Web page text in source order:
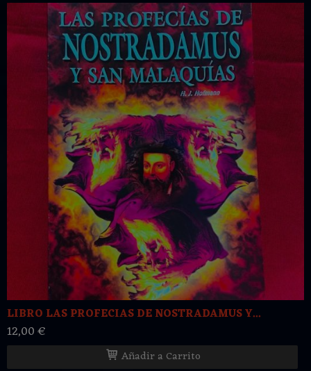
LIBRO LAS PROFECIAS DE NOSTRADAMUS Y...
12,00 €
Añadir a Carrito